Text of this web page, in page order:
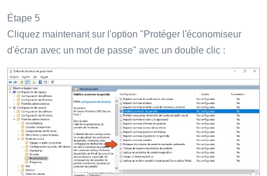
Étape 5
Cliquez maintenant sur l'option "Protéger l'économiseur
d'écran avec un mot de passe" avec un double clic :